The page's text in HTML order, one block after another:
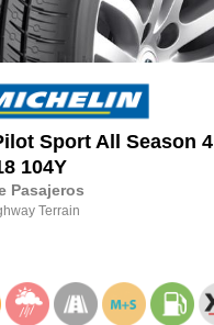
Sport All Season 4
104Y
Pasajeros
Terrain